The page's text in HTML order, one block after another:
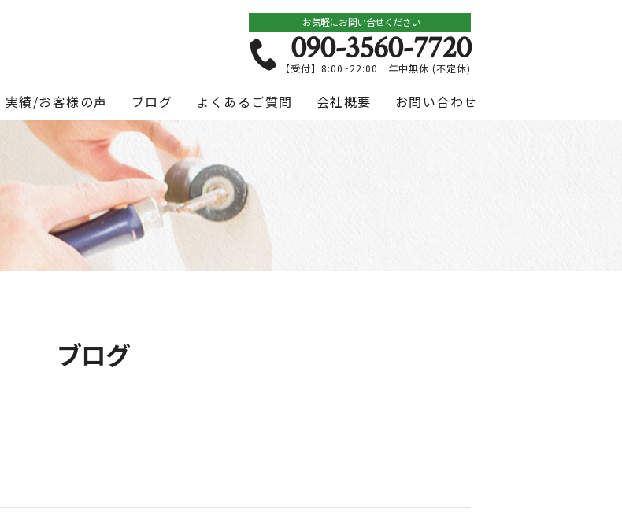
お気軽にお問い合せください
090-3560-7720
【受付】8:00~22:00 年中無休 (不定休)
実績/お客様の声 ブログ よくあるご質問 会社概要 お問い合わせ
ブログ